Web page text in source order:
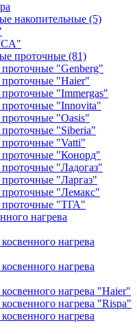
накопительные (5)
проточные (81)
проточные "Genberg"
проточные "Haier"
"Immergas"
проточные "Innovita"
"Oasis"
проточные "Siberia"
проточные "Vatti"
проточные "Конорд"
"Ладогаз"
"Ларгаз"
проточные "Лемакс"
проточные "ТГА"
нагрева
нагрева
нагрева
нагрева "Haier"
нагрева "Rispa"
нагрева